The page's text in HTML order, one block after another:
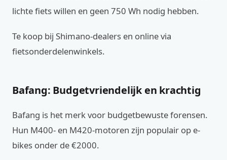
lichte fiets willen en geen 750 Wh nodig hebben.
Te koop bij Shimano-dealers en online via
fietsonderdelenwinkels.
Bafang: Budgetvriendelijk en krachtig
Bafang is het merk voor budgetbewuste forensen.
Hun M400- en M420-motoren zijn populair op e-
bikes onder de €2000.